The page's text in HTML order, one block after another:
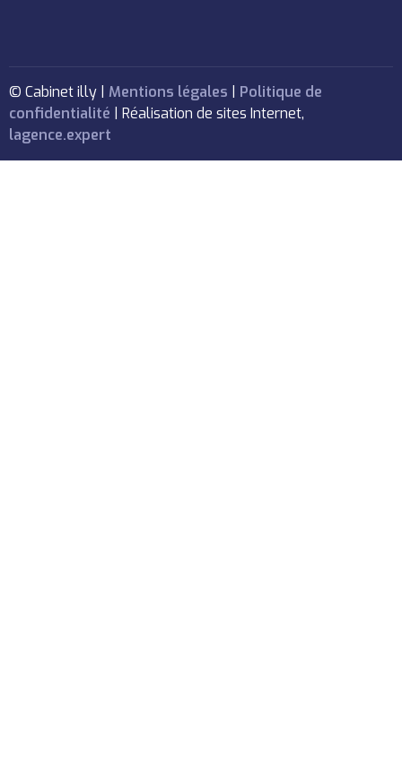
© Cabinet illy | Mentions légales
Politique de
confidentialité | Réalisation de sites Internet,
lagence.expert